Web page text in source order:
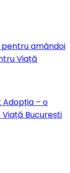
pentru amândoi
Viață
Adopția – o
București